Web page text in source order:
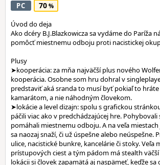
PC 70
Úvod do deja
Ako dcéry B.J.Blazkowicza sa vydáme do Paríža
pomôcť miestnemu odboju proti nacistickej
Plusy
➤kooperácia: za mňa najväčší plus nového
kooperácia. Osobne som hru dohral v
predstaviť aká sranda to musí byť pokiaľ to
kamarátom, a nie náhodným človekom.
➤lokácie a level dizajn: spolu s grafickou
páčili viac ako v predchádzajúcej hre. Pohybovali
pomáhali miestnemu odboju. A na veľa
sa naozaj snaží, či už úspešne alebo neúspešne.
ulice, nacistické bunkre, kancelárie či stoky. Veľa
prístupových ciest a tým pádom má stealth
lokácii si človek zapamätá aj naspämeť, keďže